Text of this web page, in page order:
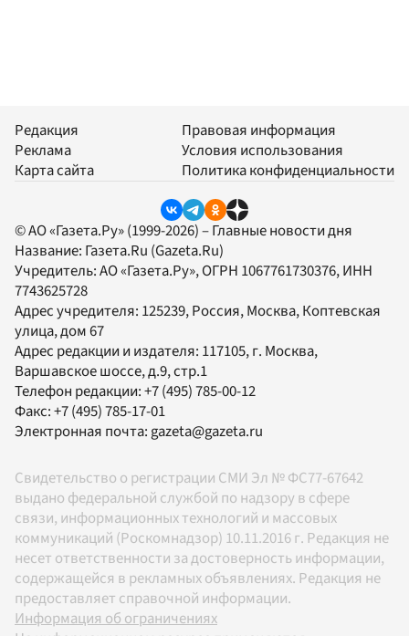
Редакция
Реклама
Карта сайта
Правовая информация
Условия использования
Политика конфиденциальности
© АО «Газета.Ру» (1999-2026) – Главные новости дня
Название: Газета.Ru (Gazeta.Ru)
Учредитель:АО «Газета.Ру», ОГРН 1067761730376, ИНН
7743625728
Адрес учредителя: 125239, Россия, Москва, Коптевская
улица, дом 67
Адрес редакции и издателя: 117105, г. Москва,
Варшавское шоссе, д.9, стр.1
Телефон редакции:+7 (495) 785-00-12
Факс:+7 (495) 785-17-01
Электронная почта: gazeta@gazeta.ru
Свидетельство о регистрации СМИ Эл № ФС77-67642
выдано федеральной службой по надзору в сфере
связи, информационных технологий и массовых
коммуникаций (Роскомнадзор) 10.11.2016 г. Редакция не
несет ответственности за достоверность информации,
содержащейся в рекламных объявлениях. Редакция не
предоставляет справочной информации.
Информация об ограничениях